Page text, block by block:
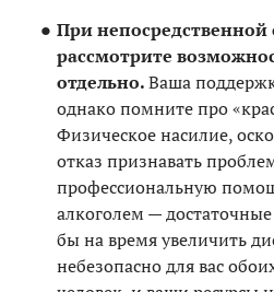
При непосредственной
рассмотрите
отдельно.Ваша
однако помните про
Физическое насилие,
отказ признавать
профессиональную
алкоголем —
бы на время увеличить
небезопасно для вас